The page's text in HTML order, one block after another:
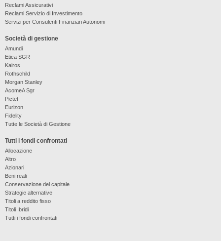
Reclami Assicurativi
Reclami Servizio di Investimento
Servizi per Consulenti Finanziari Autonomi
Società di gestione
Amundi
Etica SGR
Kairos
Rothschild
Morgan Stanley
AcomeA Sgr
Pictet
Eurizon
Fidelity
Tutte le Società di Gestione
Tutti i fondi confrontati
Allocazione
Altro
Azionari
Beni reali
Conservazione del capitale
Strategie alternative
Titoli a reddito fisso
Titoli Ibridi
Tutti i fondi confrontati